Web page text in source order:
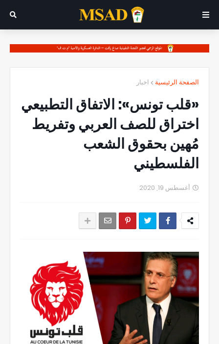
الصفحة الرئيسية اخبار
«قلب تونس»: الاتفاق التطبيعي
اختراق للصف العربي وتفريط
مُهين بحقوق الشعب
الفلسطيني
أغسطس 19, 2020